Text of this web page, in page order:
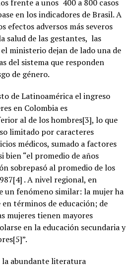
frente a unos 400 a 800 casos
en los indicadores de Brasil. A
efectos adversos más severos
salud de las gestantes, las
ministerio dejan de lado una de
del sistema que responden
de género.
de Latinoamérica el ingreso
en Colombia es
al de los hombres[3], lo que
limitado por caracteres
médicos, sumado a factores
bien “el promedio de años
sobrepasó al promedio de los
. A nivel regional, en
un fenómeno similar: la mujer ha
términos de educación; de
mujeres tienen mayores
en la educación secundaria y
abundante literatura